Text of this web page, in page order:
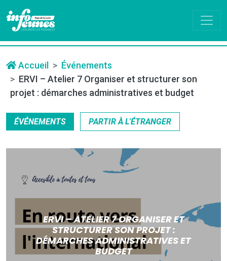
Accueil
Événements
ERVI – Atelier 7 Organiser et structurer son
projet : démarches administratives et budget
ÉVÉNEMENTS PARTIR À L'ÉTRANGER
ERVI – ATELIER 7 ORGANISER ET
STRUCTURER SON PROJET :
DÉMARCHES ADMINISTRATIVES ET
BUDGET